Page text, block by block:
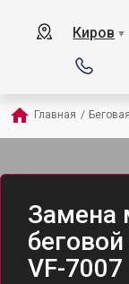
Киров ▼
Главная /
Замена
VF-